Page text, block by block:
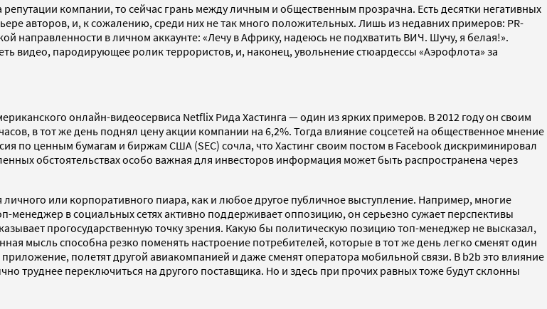
компании, то сейчас грань между личным и общественным прозрачна. Есть десятки негативных
авторов, и, к сожалению, среди них не так много положительных. Лишь из недавних примеров: PR-
направленности в личном аккаунте: «Лечу в Африку, надеюсь не подхватить ВИЧ. Шучу, я белая!».
видео, пародирующее ролик террористов, и, наконец, увольнение стюардессы «Аэрофлота» за
онлайн-видеосервиса Netflix Рида Хастинга — один из ярких примеров. В 2012 году он своим
в тот же день поднял цену акции компании на 6,2%. Тогда влияние соцсетей на общественное мнение
по ценным бумагам и биржам США (SEC) сочла, что Хастинг своим постом в Facebook дискриминировал
обстоятельствах особо важная для инвесторов информация может быть распространена через
личного или корпоративного пиара, как и любое другое публичное выступление. Например, многие
в социальных сетях активно поддерживает оппозицию, он серьезно сужает перспективы
прогосударственную точку зрения. Какую бы политическую позицию топ-менеджер не высказал,
мысль способна резко поменять настроение потребителей, которые в тот же день легко сменят один
полетят другой авиакомпанией и даже сменят оператора мобильной связи. В b2b это влияние
труднее переключиться на другого поставщика. Но и здесь при прочих равных тоже будут склонны